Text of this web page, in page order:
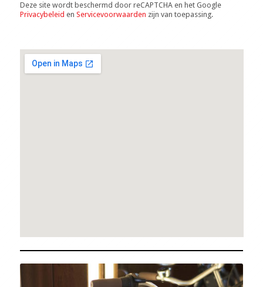
Deze site wordt beschermd door reCAPTCHA en het Google
Privacybeleid en Servicevoorwaarden zijn van toepassing.